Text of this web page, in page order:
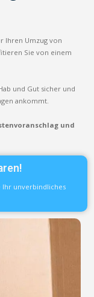
Ihren Umzug von
Sie von einem
und Gut sicher und
ankommt.
und
Ihr unverbindliches